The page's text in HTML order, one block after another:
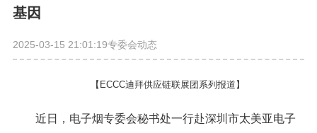
基因
2025-03-15 21:01:19专委会动态
【ECCC迪拜供应链联展团系列报道】
近日，电子烟专委会秘书处一行赴深圳市太美亚电子